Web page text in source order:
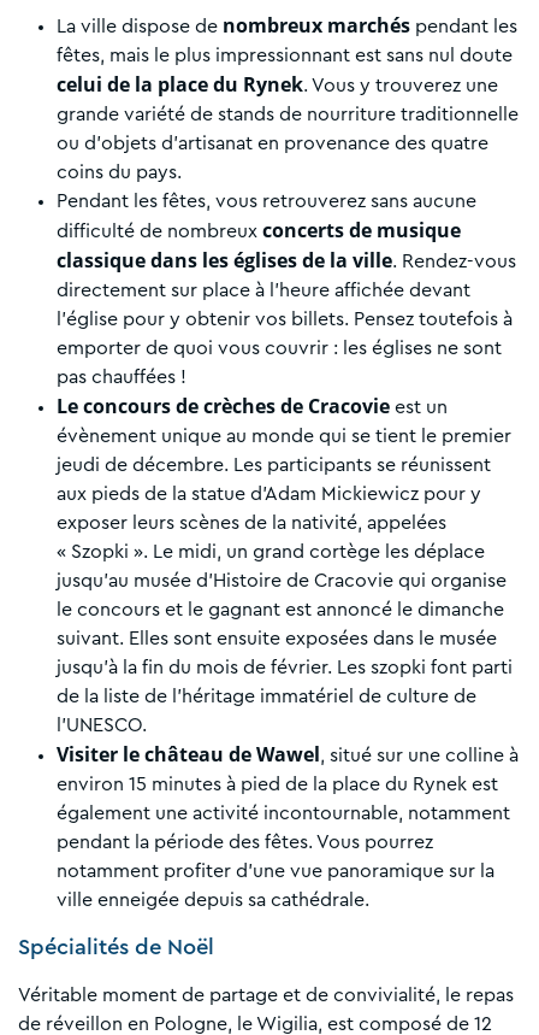
La ville dispose de nombreux marchés pendant les
fêtes, mais le plus impressionnant est sans nul doute
celui de la place du Rynek. Vous y trouverez une
grande variété de stands de nourriture traditionnelle
ou d’objets d’artisanat en provenance des quatre
coins du pays.
Pendant les fêtes, vous retrouverez sans aucune
difficulté de nombreux concerts de musique
classique dans les églises de la ville. Rendez-vous
directement sur place à l’heure affichée devant
l’église pour y obtenir vos billets. Pensez toutefois à
emporter de quoi vous couvrir : les églises ne sont
pas chauffées !
Le concours de crèches de Cracovie est un
évènement unique au monde qui se tient le premier
jeudi de décembre. Les participants se réunissent
aux pieds de la statue d’Adam Mickiewicz pour y
exposer leurs scènes de la nativité, appelées
« Szopki ». Le midi, un grand cortège les déplace
jusqu’au musée d’Histoire de Cracovie qui organise
le concours et le gagnant est annoncé le dimanche
suivant. Elles sont ensuite exposées dans le musée
jusqu’à la fin du mois de février. Les szopki font parti
de la liste de l'héritage immatériel de culture de
l'UNESCO.
Visiter le château de Wawel, situé sur une colline à
environ 15 minutes à pied de la place du Rynek est
également une activité incontournable, notamment
pendant la période des fêtes. Vous pourrez
notamment profiter d’une vue panoramique sur la
ville enneigée depuis sa cathédrale.
Spécialités de Noël
Véritable moment de partage et de convivialité, le repas
de réveillon en Pologne, le Wigilia, est composé de 12